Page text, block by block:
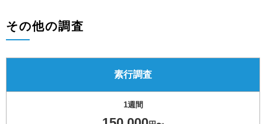
その他の調査
素行調査
1週間